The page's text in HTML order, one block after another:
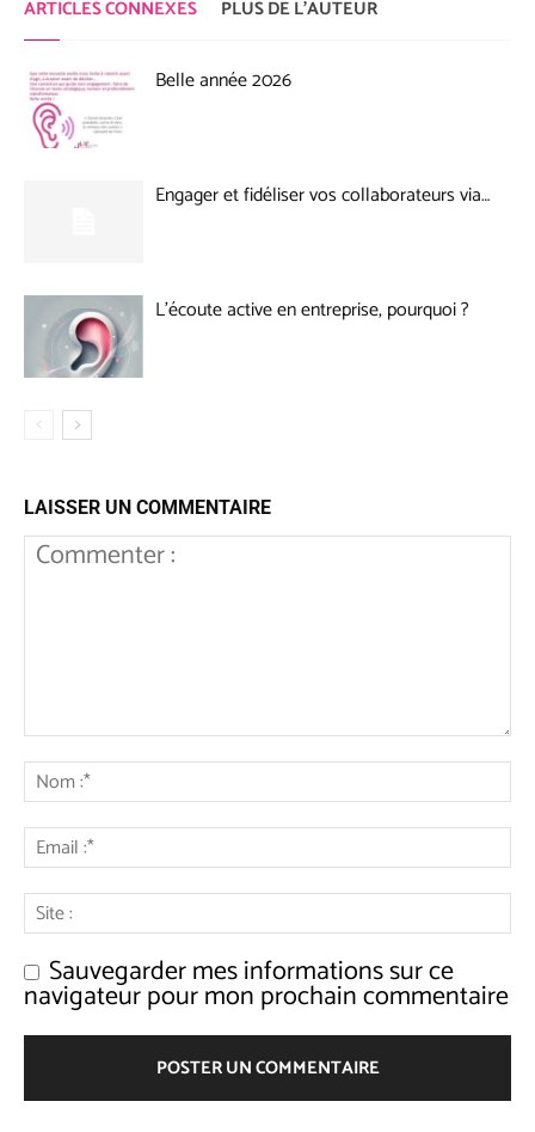
ARTICLES CONNEXES PLUS DE L'AUTEUR
Belle année 2026
Engager et fidéliser vos collaborateurs via…
L’écoute active en entreprise, pourquoi ?
LAISSER UN COMMENTAIRE
Sauvegarder mes informations sur ce
navigateur pour mon prochain commentaire